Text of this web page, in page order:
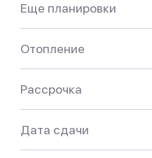
Еще планировки
Отопление
Рассрочка
Дата сдачи